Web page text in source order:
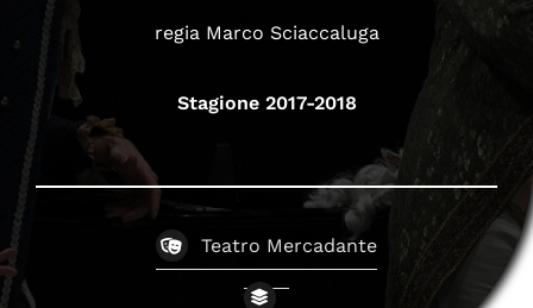
regia Marco Sciaccaluga
Stagione 2017-2018
Teatro Mercadante